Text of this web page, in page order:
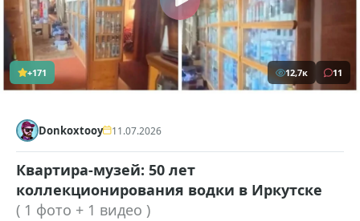
+171 12,7к 11
Donkoxtooy 11.07.2026
Квартира-музей: 50 лет
коллекционирования водки в Иркутске
( 1 фото + 1 видео )